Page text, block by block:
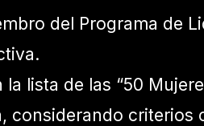
del Programa de
la lista de las “50
considerando